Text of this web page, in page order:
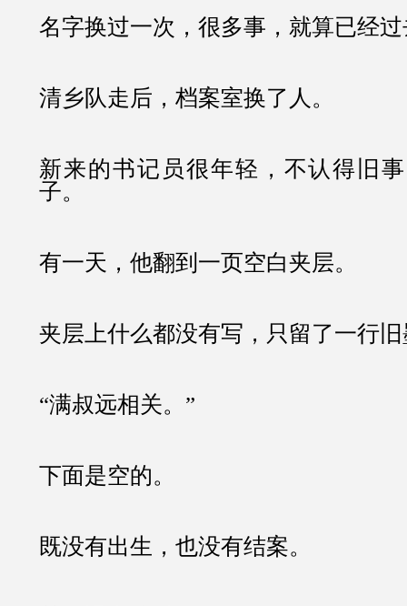
名字换过一次，很多事，就算已经
清乡队走后，档案室换了人。
新来的书记员很年轻，不认得旧
子。
有一天，他翻到一页空白夹层。
夹层上什么都没有写，只留了一行
“满叔远相关。”
下面是空的。
既没有出生，也没有结案。